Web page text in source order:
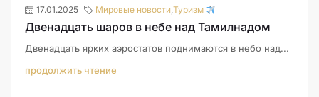
17.01.2025 Мировые новости,Туризм
Двенадцать шаров в небе над Тамилнадом
Двенадцать ярких аэростатов поднимаются в небо над...
продолжить чтение